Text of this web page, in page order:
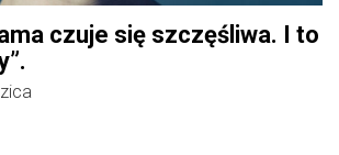
czuje się szczęśliwa. I to